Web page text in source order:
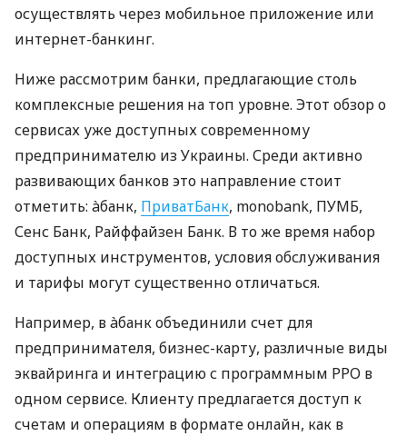
осуществлять через мобильное приложение или
интернет-банкинг.
Ниже рассмотрим банки, предлагающие столь
комплексные решения на топ уровне. Этот обзор о
сервисах уже доступных современному
предпринимателю из Украины. Среди активно
развивающих банков это направление стоит
отметить: àбанк, ПриватБанк, monobank, ПУМБ,
Сенс Банк, Райффайзен Банк. В то же время набор
доступных инструментов, условия обслуживания
и тарифы могут существенно отличаться.
Например, в àбанк объединили счет для
предпринимателя, бизнес-карту, различные виды
эквайринга и интеграцию с программным РРО в
одном сервисе. Клиенту предлагается доступ к
счетам и операциям в формате онлайн, как в